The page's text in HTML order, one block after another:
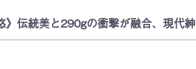
》伝統美と290gの衝撃が融合、現代